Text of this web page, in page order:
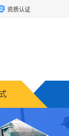
资质认证